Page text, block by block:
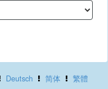
Deutsch 简体 繁體